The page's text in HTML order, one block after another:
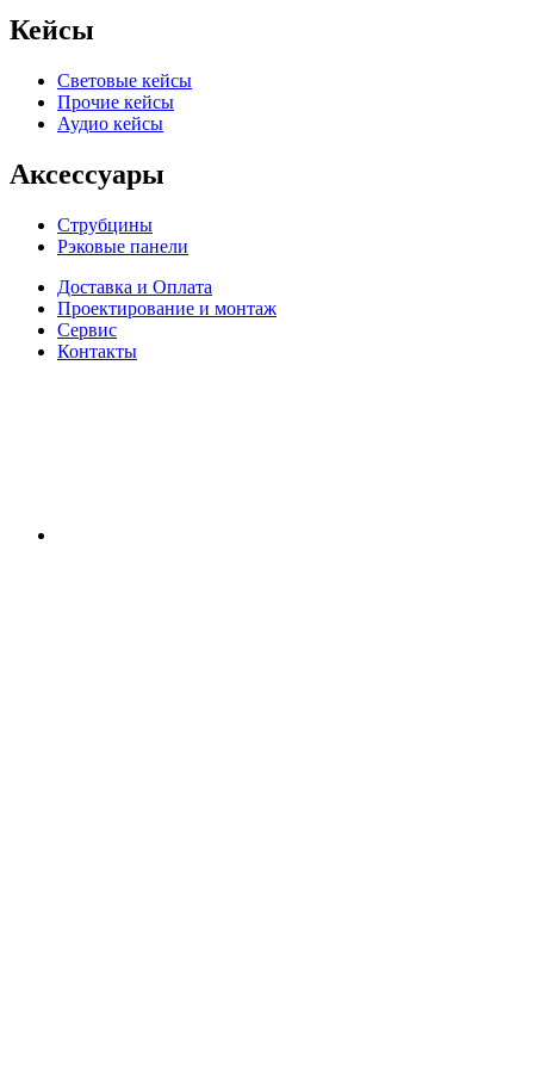
Кейсы
Световые кейсы
Прочие кейсы
Аудио кейсы
Аксессуары
Струбцины
Рэковые панели
Доставка и Оплата
Проектирование и монтаж
Сервис
Контакты